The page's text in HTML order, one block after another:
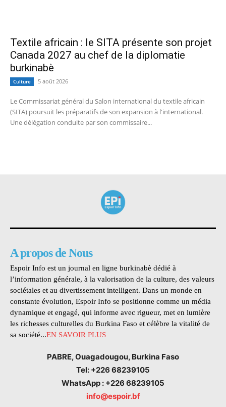
Textile africain : le SITA présente son projet
Canada 2027 au chef de la diplomatie
burkinabè
Culture 5 août 2026
Le Commissariat général du Salon international du textile africain
(SITA) poursuit les préparatifs de son expansion à l'international.
Une délégation conduite par son commissaire...
A propos de Nous
Espoir Info est un journal en ligne burkinabè dédié à
l’information générale, à la valorisation de la culture, des valeurs
sociétales et au divertissement intelligent. Dans un monde en
constante évolution, Espoir Info se positionne comme un média
dynamique et engagé, qui informe avec rigueur, met en lumière
les richesses culturelles du Burkina Faso et célèbre la vitalité de
sa société...EN SAVOIR PLUS
PABRE, Ouagadougou, Burkina Faso
Tel: +226 68239105
WhatsApp : +226 68239105
info@espoir.bf